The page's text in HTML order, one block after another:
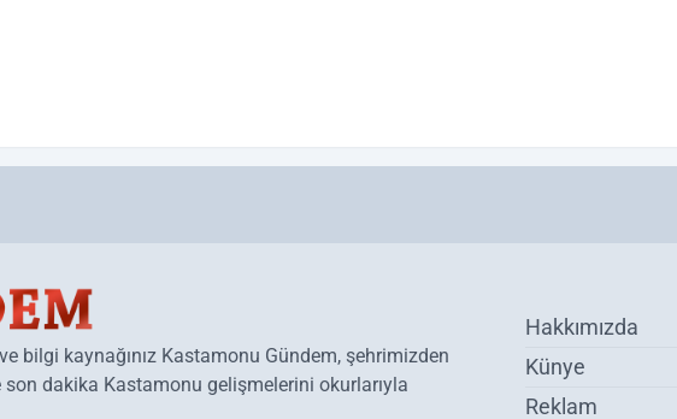
bilgi kaynağınız Kastamonu Gündem, şehrimizden
dakika Kastamonu gelişmelerini okurlarıyla
Hakkımızda
Künye
Reklam